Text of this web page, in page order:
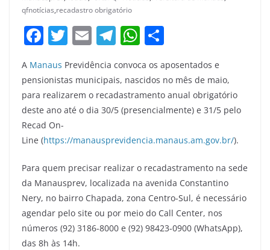
qfnotícias,recadastro obrigatório
F
c
e
b
o
o
k
T
itt
er
E
m
ai
l
T
e
gr
a
m
W
at
s
A
p
p
ar
e
A Manaus Previdência convoca os aposentados e
pensionistas municipais, nascidos no mês de maio,
para realizarem o recadastramento anual obrigatório
deste ano até o dia 30/5 (presencialmente) e 31/5 pelo
Recad On-
Line (https://manausprevidencia.manaus.am.gov.br/).
Para quem precisar realizar o recadastramento na sede
da Manausprev, localizada na avenida Constantino
Nery, no bairro Chapada, zona Centro-Sul, é necessário
agendar pelo site ou por meio do Call Center, nos
números (92) 3186-8000 e (92) 98423-0900 (WhatsApp),
das 8h às 14h.